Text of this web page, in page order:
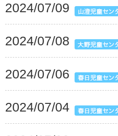
2024/07/09
2024/07/08
2024/07/06
2024/07/04